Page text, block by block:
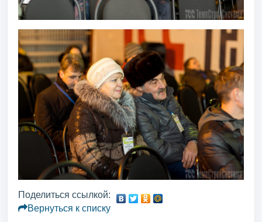
Поделиться ссылкой:
Вернуться к списку